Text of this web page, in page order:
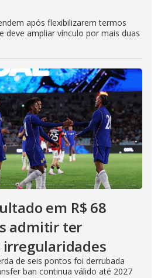
após flexibilizarem termos
deve ampliar vínculo por mais duas
em R$ 68
admitir ter
de seis pontos foi derrubada
ban continua válido até 2027